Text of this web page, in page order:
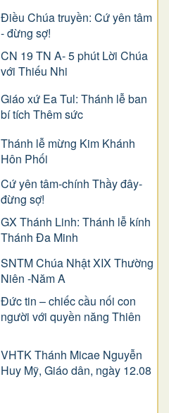
Điều Chúa truyền: Cứ yên tâm
- đừng sợ!
CN 19 TN A- 5 phút Lời Chúa
với Thiếu Nhi
Giáo xứ Ea Tul: Thánh lễ ban
bí tích Thêm sức
Thánh lễ mừng Kim Khánh
Hôn Phối
Cứ yên tâm-chính Thầy đây-
đừng sợ!
GX Thánh Linh: Thánh lễ kính
Thánh Đa Minh
SNTM Chúa Nhật XIX Thường
Niên -Năm A
Đức tin – chiếc cầu nối con
người với quyền năng Thiên
VHTK Thánh Micae Nguyễn
Huy Mỹ, Giáo dân, ngày 12.08